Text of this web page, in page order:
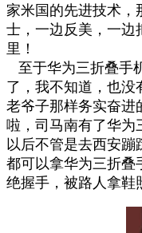
家米国的先进技术，
士，一边反美，一边
里！
至于华为三折叠手
了，我不知道，也没
老爷子那样务实奋进
啦，司马南有了华为
以后不管是去西安蹦
都可以拿华为三折叠
绝握手，被路人拿鞋